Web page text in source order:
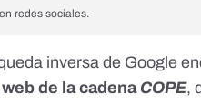
redes sociales.
inversa de Google
web de lacadena COPE,